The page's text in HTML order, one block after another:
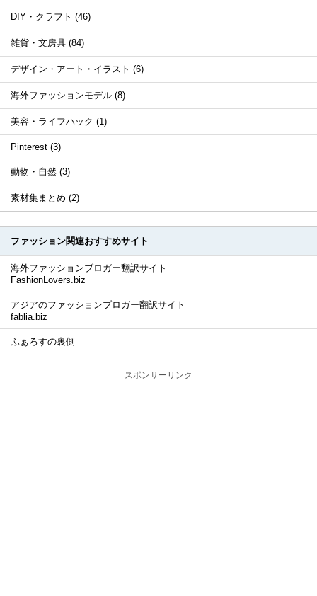
DIY・クラフト (46)
雑貨・文房具 (84)
デザイン・アート・イラスト (6)
海外ファッションモデル (8)
美容・ライフハック (1)
Pinterest (3)
動物・自然 (3)
素材集まとめ (2)
ファッション関連おすすめサイト
海外ファッションブロガー翻訳サイト
FashionLovers.biz
アジアのファッションブロガー翻訳サイト
fablia.biz
ふぁろすの裏側
スポンサーリンク